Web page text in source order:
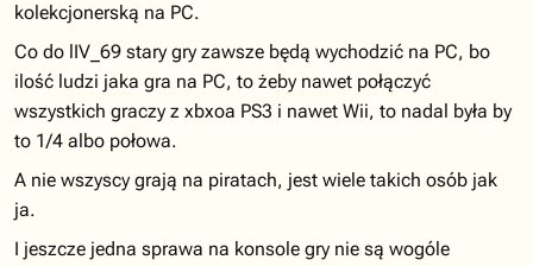
kolekcjonerską na PC.
Co do lIV_69 stary gry zawsze będą wychodzić na PC, bo
ilość ludzi jaka gra na PC, to żeby nawet połączyć
wszystkich graczy z xbxoa PS3 i nawet Wii, to nadal była by
to 1/4 albo połowa.
A nie wszyscy grają na piratach, jest wiele takich osób jak
ja.
I jeszcze jedna sprawa na konsole gry nie są wogóle